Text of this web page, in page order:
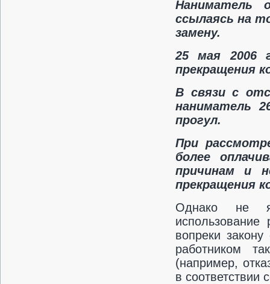
Наниматель
ссылаясь на
замену.
25 мая 2006
прекращения
В связи с
наниматель
прогул.
При
более
причинам и
прекращения
Однако не
вопреки
работником
(например,
в соответствии